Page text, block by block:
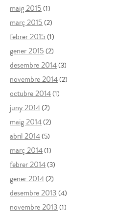
maig 2015 (1)
març 2015 (2)
febrer 2015 (1)
gener 2015 (2)
desembre 2014(3)
novembre 2014(2)
octubre 2014(1)
juny 2014(2)
maig 2014(2)
abril 2014(5)
març 2014(1)
febrer 2014(3)
gener 2014(2)
desembre 2013 (4)
novembre 2013 (1)